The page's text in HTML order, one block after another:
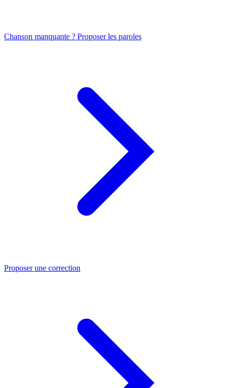
Chanson manquante ? Proposer les paroles
Proposer une correction